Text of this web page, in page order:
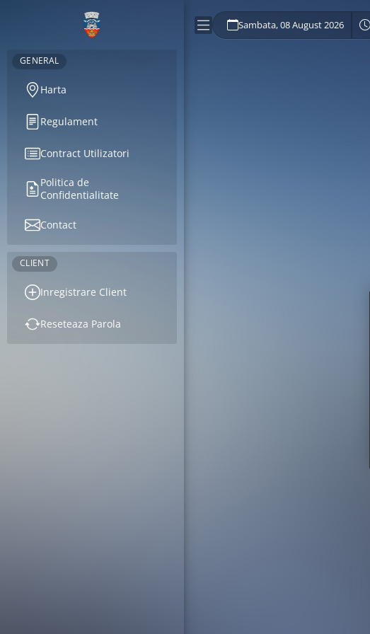
GENERAL
Harta
Regulament
Contract Utilizatori
Politica de
Confidentialitate
Contact
CLIENT
Inregistrare Client
Reseteaza Parola
Sambata, 08 August 2026